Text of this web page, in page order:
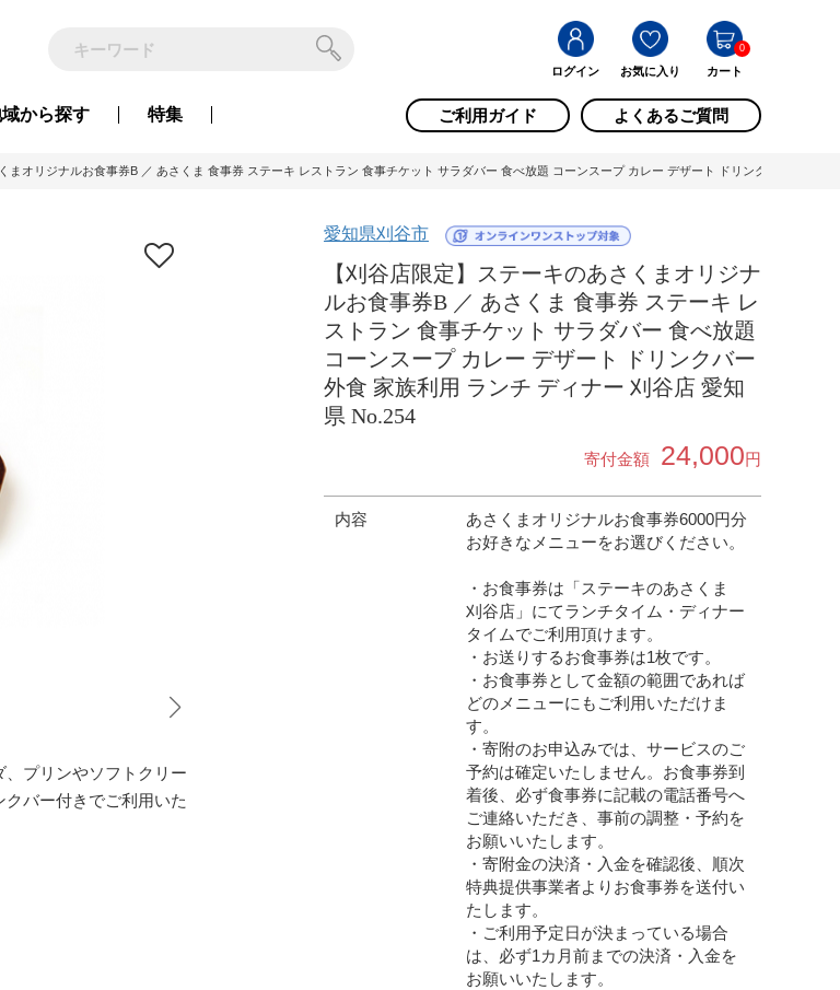
ログイン お気に入り カート
0
から探す 特集 ご利用ガイド よくあるご質問
まオリジナルお食事券B ／ あさくま 食事券 ステーキ レストラン 食事チケット サラダバー 食べ放題 コーンスープ カレー デザート ドリンクバー 外食
愛知県刈谷市
【刈谷店限定】ステーキのあさくまオリジナ
ルお食事券B ／ あさくま 食事券 ステーキ レ
ストラン 食事チケット サラダバー 食べ放題
コーンスープ カレー デザート ドリンクバー
外食 家族利用 ランチ ディナー 刈谷店 愛知
県 No.254
寄付金額 24,000円
内容
あさくまオリジナルお食事券6000円分
お好きなメニューをお選びください。
・お食事券は「ステーキのあさくま
刈谷店」にてランチタイム・ディナー
タイムでご利用頂けます。
・お送りするお食事券は1枚です。
・お食事券として金額の範囲であれば
どのメニューにもご利用いただけま
す。
・寄附のお申込みでは、サービスのご
予約は確定いたしません。お食事券到
着後、必ず食事券に記載の電話番号へ
ご連絡いただき、事前の調整・予約を
お願いいたします。
・寄附金の決済・入金を確認後、順次
特典提供事業者よりお食事券を送付い
たします。
・ご利用予定日が決まっている場合
は、必ず1カ月前までの決済・入金を
お願いいたします。
プリンやソフトクリー
バー付きでご利用いた